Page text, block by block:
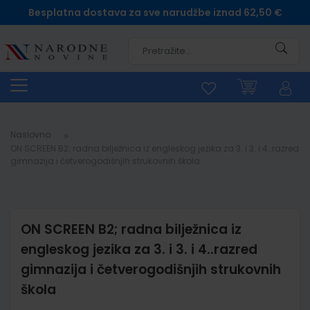
Besplatna dostava za sve narudžbe iznad 62,50 €
Naslovna
ON SCREEN B2; radna bilježnica iz
engleskog jezika za 3. i 3. i 4..razred
gimnazija i četverogodišnjih strukovnih
škola